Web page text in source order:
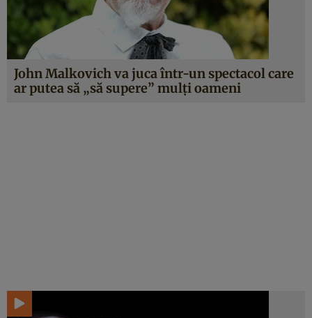
John Malkovich va juca într-un spectacol care
ar putea să „să supere” mulţi oameni